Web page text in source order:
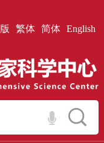
繁体 简体 English